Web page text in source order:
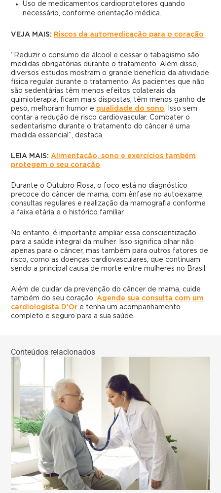
Uso de medicamentos cardioprotetores quando
necessário, conforme orientação médica.
VEJA MAIS: Riscos da automedicação para o coração
“Reduzir o consumo de álcool e cessar o tabagismo são
medidas obrigatórias durante o tratamento. Além disso,
diversos estudos mostram o grande benefício da atividade
física regular durante o tratamento. As pacientes que não
são sedentárias têm menos efeitos colaterais da
quimioterapia, ficam mais dispostas, têm menos ganho de
peso, melhoram humor e qualidade do sono. Isso sem
contar a redução de risco cardiovascular. Combater o
sedentarismo durante o tratamento do câncer é uma
medida essencial”, destaca.
LEIA MAIS:Alimentação, sono e exercícios também
protegem o seu coração
Durante o Outubro Rosa, o foco está no diagnóstico
precoce do câncer de mama, com ênfase no autoexame,
consultas regulares e realização da mamografia conforme
a faixa etária e o histórico familiar.
No entanto, é importante ampliar essa conscientização
para a saúde integral da mulher. Isso significa olhar não
apenas para o câncer, mas também para outros fatores de
risco, como as doenças cardiovasculares, que continuam
sendo a principal causa de morte entre mulheres no Brasil.
Além de cuidar da prevenção do câncer de mama, cuide
também do seu coração.Agende sua consulta com um
cardiologista D’Or e tenha um acompanhamento
completo e seguro para a sua saúde.
Conteúdos relacionados